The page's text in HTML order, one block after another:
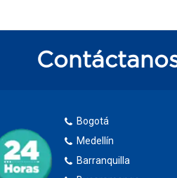
Bogotá
Medellín
Barranquilla